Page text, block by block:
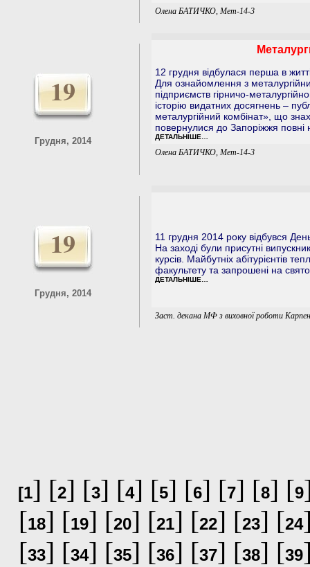
Олена БАТИЧКО, Мет-14-3
19
Грудня, 2014
12 грудня відбулася перша в
Для ознайомлення з
підприємств гірничо-
історію видатних досягнень –
металургійний комбінат», що
повернулися до Запоріжжя
ДЕТАЛЬНІШЕ…
Олена БАТИЧКО, Мет-14-3
19
Грудня, 2014
11 грудня 2014 року відбувся
На заході були присутні
курсів. Майбутніх абітурієнтів
факультету та запрошені на свято
ДЕТАЛЬНІШЕ…
Заст. декана МФ з виховної роботи
[1] [2] [3] [4] [5] [6] [7] [8] [9
[18] [19] [20] [21] [22] [23] [24
[33] [34] [35] [36] [37] [38] [39